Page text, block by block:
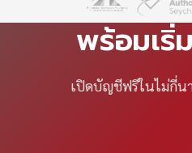
พร้อมเริ่
เปิดบัญชีฟรีในไม่กี่น